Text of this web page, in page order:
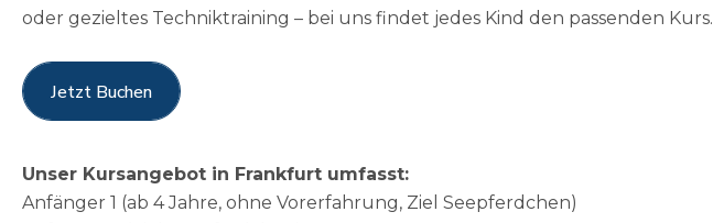
oder gezieltes Techniktraining – bei uns findet jedes Kind den passenden Kurs.
Jetzt Buchen
Jetzt Buchen
Unser Kursangebot in Frankfurt umfasst:
Anfänger 1 (ab 4 Jahre, ohne Vorerfahrung, Ziel Seepferdchen)
4
5